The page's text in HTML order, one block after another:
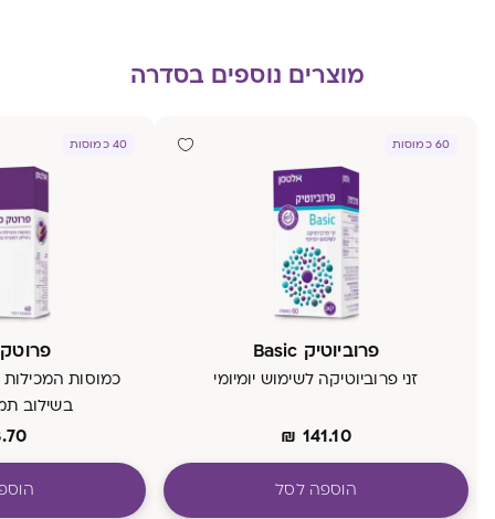
מוצרים נוספים בסדרה
60 כמוסות
פרוביוטיק Basic
זני פרוביוטיקה לשימוש יומיומי
₪ 141.10
הוספה לסל
40 כמוסות
כמוסות המכילות
בשילוב